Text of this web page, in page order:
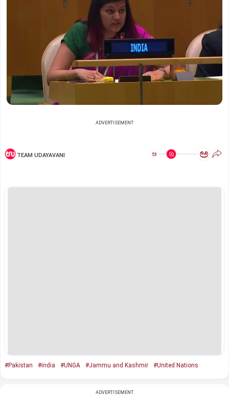
ADVERTISEMENT
TEAM UDAYAVANI ಅ ಅ
#Pakistan #india #UNGA #Jammu and Kashmir #United Nations
ADVERTISEMENT